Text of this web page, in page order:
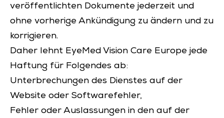
veröffentlichten Dokumente jederzeit und
ohne vorherige Ankündigung zu ändern und zu
korrigieren.
Daher lehnt EyeMed Vision Care Europe jede
Haftung für Folgendes ab:
Unterbrechungen des Dienstes auf der
Website oder Softwarefehler,
Fehler oder Auslassungen in den auf der